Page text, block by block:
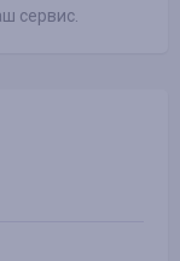
сервис.